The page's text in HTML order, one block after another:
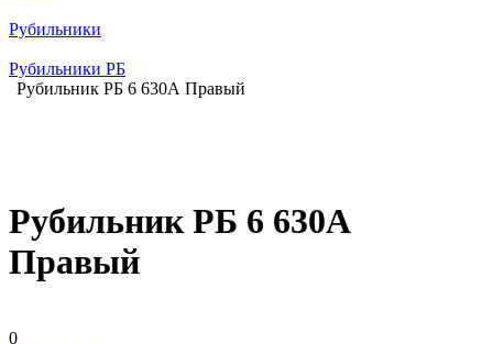
Рубильники
Рубильники РБ
Рубильник РБ 6 630А Правый
Рубильник РБ 6 630А
Правый
0